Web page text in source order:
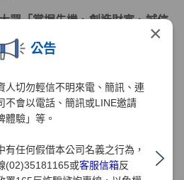
×
公告
人切勿輕信不明來電、簡訊、連
不會以電話、簡訊或LINE邀請
體驗」等。
有任何假借本公司名義之行為，
(02)35181165或客服信箱反
眾「掌握先機、創造財富、誠信
念努力。在求新求變、群策群力
為台灣證券業的翹楚。
、在地生活、全球投資」的理
耕海外市場，累積強大實力。近
務，以期成為大中華區指標性券
子公司，爾後仍將持續以落實客